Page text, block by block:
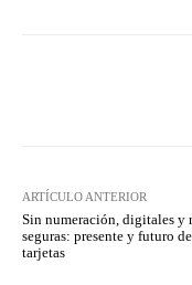
ARTÍCULO ANTERIOR
Sin numeración, digitales y
seguras: presente y futuro
tarjetas